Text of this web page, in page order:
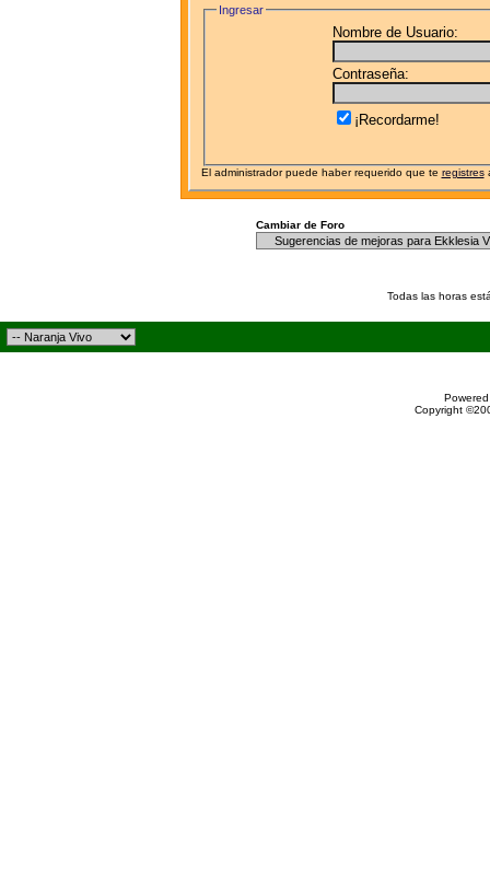
Ingresar
Nombre de Usuario:
Contraseña:
¡Recordarme!
El administrador puede haber requerido que te registres
Cambiar de Foro
Todas las horas
Copyright